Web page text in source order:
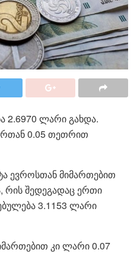
2.6970 ლარი გახდა.
0.05 თეთრით
ევროსთან მიმართებით
შედეგადაც ერთი
3.1153 ლარი
კი ლარი 0.07